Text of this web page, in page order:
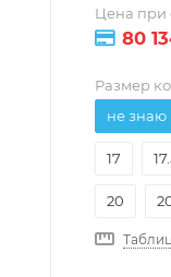
Цена при
80
Размер
не знаю
17
20